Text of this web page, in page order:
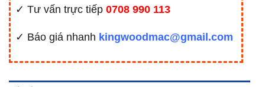
✓ Tư vấn trực tiếp 0708 990 113
✓ Báo giá nhanh kingwoodmac@gmail.com